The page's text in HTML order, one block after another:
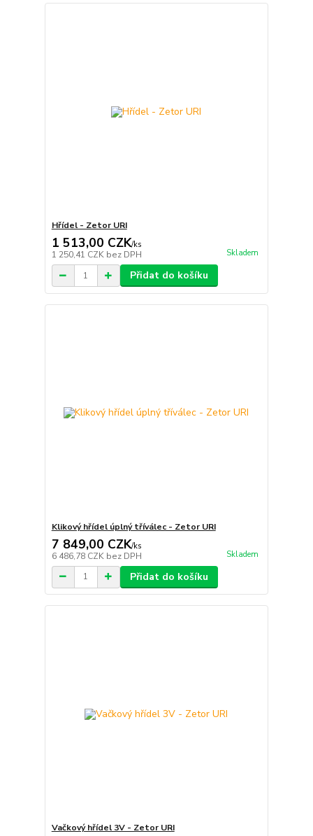
Hřídel - Zetor URI
1 513,00 CZK/ks
1 250,41 CZK bez DPH Skladem
Přidat do košíku
Klikový hřídel úplný tříválec - Zetor URI
7 849,00 CZK/ks
6 486,78 CZK bez DPH Skladem
Přidat do košíku
Vačkový hřídel 3V - Zetor URI